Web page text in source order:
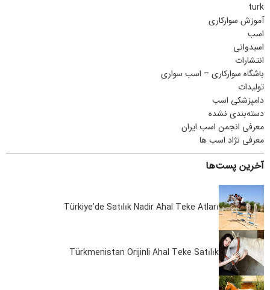
turk
آموزش سوارکاری
اسب
اسبدوانی
انتشارات
باشگاه سوارکاری – اسب سواری
تولیدات
دامپزشکی اسب
دسته‌بندی نشده
معرفی انجمن اسب ایران
معرفی نژاد اسب ها
آخرین پست‌ها
Türkiye’de Satılık Nadir Ahal Teke Atları
Türkmenistan Orijinli Ahal Teke Satılık